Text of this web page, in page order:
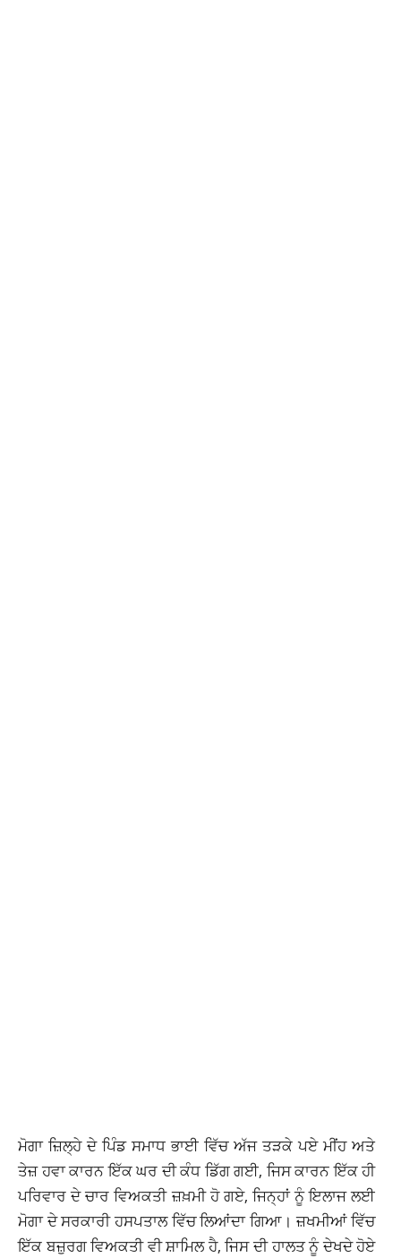
ਮੋਗਾ ਜ਼ਿਲ੍ਹੇ ਦੇ ਪਿੰਡ ਸਮਾਧ ਭਾਈ ਵਿੱਚ ਅੱਜ ਤੜਕੇ ਪਏ ਮੀਂਹ ਅਤੇ
ਤੇਜ਼ ਹਵਾ ਕਾਰਨ ਇੱਕ ਘਰ ਦੀ ਕੰਧ ਡਿੱਗ ਗਈ, ਜਿਸ ਕਾਰਨ ਇੱਕ ਹੀ
ਪਰਿਵਾਰ ਦੇ ਚਾਰ ਵਿਅਕਤੀ ਜ਼ਖ਼ਮੀ ਹੋ ਗਏ, ਜਿਨ੍ਹਾਂ ਨੂੰ ਇਲਾਜ ਲਈ
ਮੋਗਾ ਦੇ ਸਰਕਾਰੀ ਹਸਪਤਾਲ ਵਿੱਚ ਲਿਆਂਦਾ ਗਿਆ। ਜ਼ਖਮੀਆਂ ਵਿੱਚ
ਇੱਕ ਬਜ਼ੁਰਗ ਵਿਅਕਤੀ ਵੀ ਸ਼ਾਮਿਲ ਹੈ, ਜਿਸ ਦੀ ਹਾਲਤ ਨੂੰ ਦੇਖਦੇ ਹੋਏ